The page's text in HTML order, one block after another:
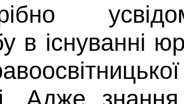
в існуванні